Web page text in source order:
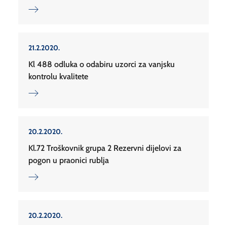
21.2.2020.
Kl 488 odluka o odabiru uzorci za vanjsku
kontrolu kvalitete
20.2.2020.
Kl.72 Troškovnik grupa 2 Rezervni dijelovi za
pogon u praonici rublja
20.2.2020.